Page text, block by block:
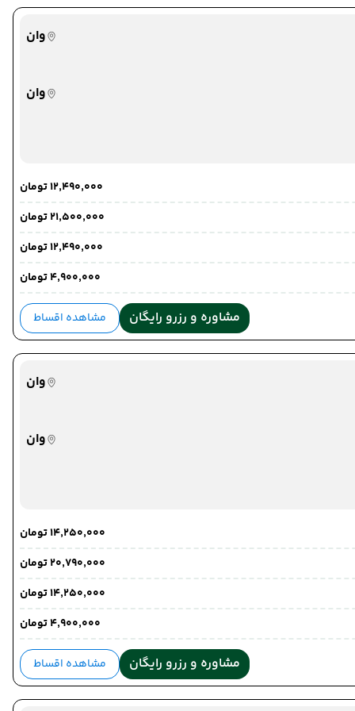
وان
وان
۱۲٬۴۹۰٬۰۰۰ تومان
۲۱٬۵۰۰٬۰۰۰ تومان
۱۲٬۴۹۰٬۰۰۰ تومان
۴٬۹۰۰٬۰۰۰ تومان
مشاوره و رزرو رایگان مشاهده اقساط
وان
وان
۱۴٬۲۵۰٬۰۰۰ تومان
۲۰٬۷۹۰٬۰۰۰ تومان
۱۴٬۲۵۰٬۰۰۰ تومان
۴٬۹۰۰٬۰۰۰ تومان
مشاوره و رزرو رایگان مشاهده اقساط